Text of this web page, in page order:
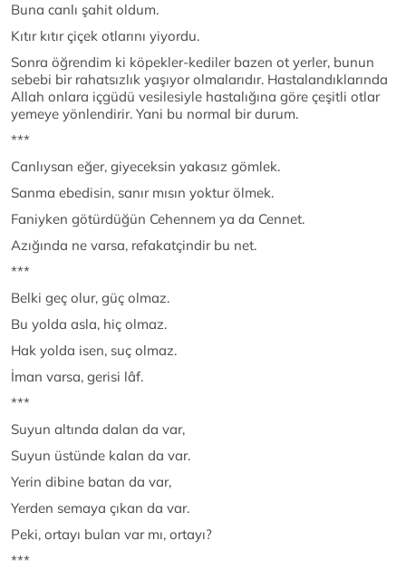
Buna canlı şahit oldum.
Kıtır kıtır çiçek otlarını yiyordu.
Sonra öğrendim ki köpekler-kediler bazen ot yerler, bunun
sebebi bir rahatsızlık yaşıyor olmalarıdır. Hastalandıklarında
Allah onlara içgüdü vesilesiyle hastalığına göre çeşitli otlar
yemeye yönlendirir. Yani bu normal bir durum.
***
Canlıysan eğer, giyeceksin yakasız gömlek.
Sanma ebedisin, sanır mısın yoktur ölmek.
Faniyken götürdüğün Cehennem ya da Cennet.
Azığında ne varsa, refakatçindir bu net.
***
Belki geç olur, güç olmaz.
Bu yolda asla, hiç olmaz.
Hak yolda isen, suç olmaz.
İman varsa, gerisi lâf.
***
Suyun altında dalan da var,
Suyun üstünde kalan da var.
Yerin dibine batan da var,
Yerden semaya çıkan da var.
Peki, ortayı bulan var mı, ortayı?
***